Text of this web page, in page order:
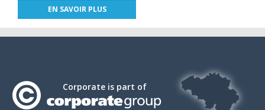
EN SAVOIR PLUS
Corporate is part of